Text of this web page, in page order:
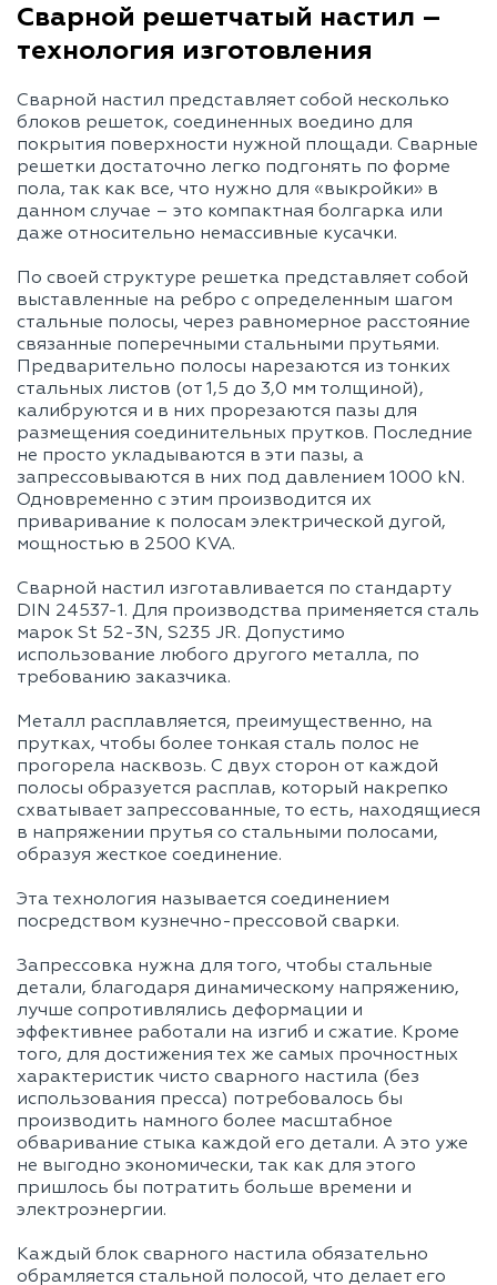
FP 59,47 29,74
FV
1145,07 508,92
45/4
FV
1159,38 515,28
50/2
FP 36,6 18,3 12,2
318,07
50/3
FP 54,9 27,45 18,3
FV
1073,5 477,11
FP 73,2 36,6 24,4
FV
1431,33 636,15 357,83
50/5
FV
1789,17 795,19 447,29
60/3
FP 77,73 38,86 25,91
FV
1545,84 687,04 386,46
60/4
FP 103,63 51,82
60/5
FP 129,54 64,77 43,18
FV
70/3
FP 104,12 52,06 34,71
FV
2104,06 935,14 526,02
70/4
FP
FV
70/5
FV
3506,77 1558,56 876,69
80/4
FP 178,16 89,08 59,39
80/5
FP 222,7 111,35 74,23
Сварной решетчатый настил –
технология изготовления
Сварной настил представляет собой несколько
блоков решеток, соединенных воедино для
покрытия поверхности нужной площади. Сварные
решетки достаточно легко подгонять по форме
пола, так как все, что нужно для «выкройки» в
данном случае – это компактная болгарка или
даже относительно немассивные кусачки.
По своей структуре решетка представляет собой
выставленные на ребро с определенным шагом
стальные полосы, через равномерное расстояние
связанные поперечными стальными прутьями.
Предварительно полосы нарезаются из тонких
стальных листов (от 1,5 до 3,0 мм толщиной),
калибруются и в них прорезаются пазы для
размещения соединительных прутков. Последние
не просто укладываются в эти пазы, а
запрессовываются в них под давлением 1000 kN.
Одновременно с этим производится их
приваривание к полосам электрической дугой,
мощностью в 2500 KVA.
Сварной настил изготавливается по стандарту
DIN 24537-1. Для производства применяется сталь
марок St 52-3N, S235 JR. Допустимо
использование любого другого металла, по
требованию заказчика.
Металл расплавляется, преимущественно, на
прутках, чтобы более тонкая сталь полос не
прогорела насквозь. С двух сторон от каждой
полосы образуется расплав, который накрепко
схватывает запрессованные, то есть, находящиеся
в напряжении прутья со стальными полосами,
образуя жесткое соединение.
Эта технология называется соединением
посредством кузнечно-прессовой сварки.
Запрессовка нужна для того, чтобы стальные
детали, благодаря динамическому напряжению,
лучше сопротивлялись деформации и
эффективнее работали на изгиб и сжатие. Кроме
того, для достижения тех же самых прочностных
характеристик чисто сварного настила (без
использования пресса) потребовалось бы
производить намного более масштабное
обваривание стыка каждой его детали. А это уже
не выгодно экономически, так как для этого
пришлось бы потратить больше времени и
электроэнергии.
Каждый блок сварного настила обязательно
обрамляется стальной полосой, что делает его